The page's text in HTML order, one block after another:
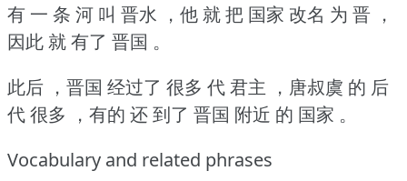
有 一 条 河 叫 晋水 ，他 就 把 国家 改名 为 晋 ，
因此 就 有了 晋国 。
此后 ，晋国 经过了 很多 代 君主 ，唐叔虞 的 后
代 很多 ，有的 还 到了 晋国 附近 的 国家 。
Vocabulary and related phrases